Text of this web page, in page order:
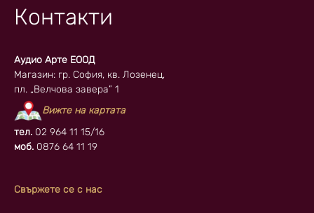
Контакти
Аудио Арте ЕООД
Магазин: гр. София, кв. Лозенец,
пл. „Велчова завера” 1
Вижте на картата
тел. 02 964 11 15/16
моб. 0876 64 11 19
Свържете се с нас